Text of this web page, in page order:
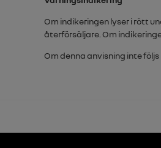
Om indikeringen lyser i rött
återförsäljare. Om
Om denna anvisning inte följs